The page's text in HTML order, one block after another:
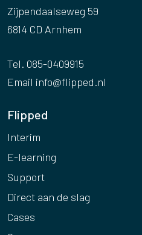
Flipped
Interim
E-learning
Support
Direct aan de slag
Cases
Zijpendaalseweg 59
6814 CD Arnhem
Tel. 085-0409915
Email info@flipped.nl